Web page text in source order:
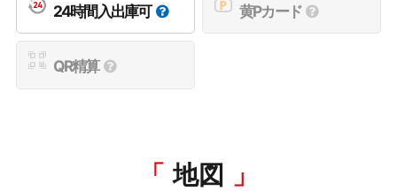
24時間入出庫可 黄Pカード
QR精算
地図